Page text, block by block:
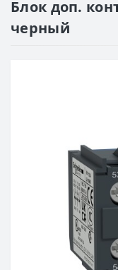
Блок доп.
черный